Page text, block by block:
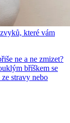
které vám
ne a ne zmizet?
bříškem se
stravy nebo